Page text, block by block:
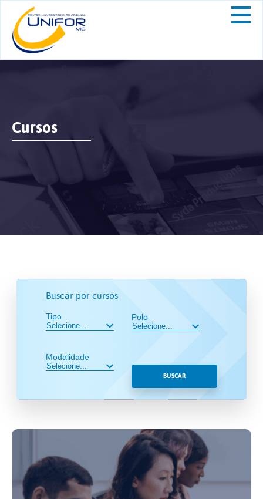
Cursos
Buscar por cursos
Tipo
Modalidade
Polo
BUSCAR